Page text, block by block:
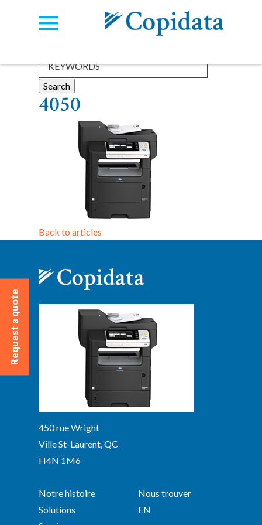
Request a quote
Categories:
4050
Back to articles
450 rue Wright
Ville St-Laurent, QC
H4N 1M6
Notre histoire
Solutions
Nous trouver
EN